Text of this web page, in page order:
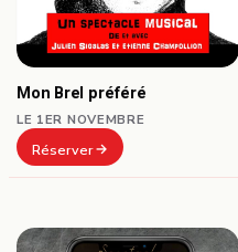
Mon Brel préféré
LE 1ER NOVEMBRE
Réserver